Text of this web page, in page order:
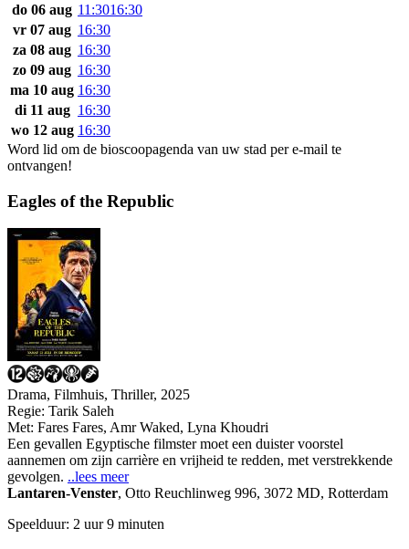
do 06 aug 11:3016:30
vr 07 aug 16:30
za 08 aug 16:30
zo 09 aug 16:30
ma 10 aug 16:30
di 11 aug 16:30
wo 12 aug 16:30
Word lid om de bioscoopagenda van uw stad per e-mail te
ontvangen!
Eagles of the Republic
Drama, Filmhuis, Thriller, 2025
Regie: Tarik Saleh
Met: Fares Fares, Amr Waked, Lyna Khoudri
Een gevallen Egyptische filmster moet een duister voorstel
aannemen om zijn carrière en vrijheid te redden, met verstrekkende
gevolgen. ..lees meer
Lantaren-Venster, Otto Reuchlinweg 996, 3072 MD, Rotterdam
Speelduur: 2 uur 9 minuten